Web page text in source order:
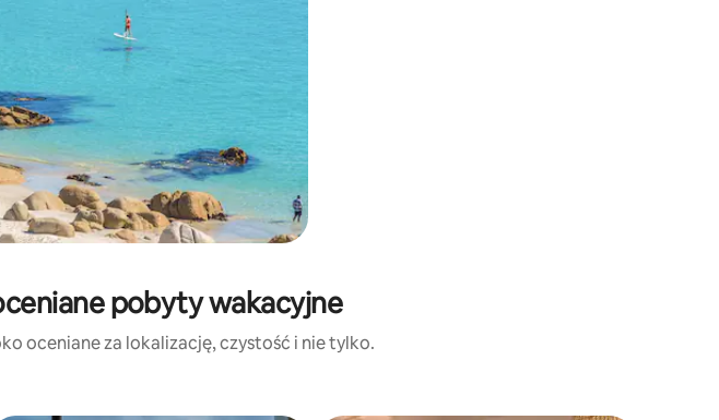
pobyty wakacyjne
oceniane za lokalizację, czystość i nie tylko.